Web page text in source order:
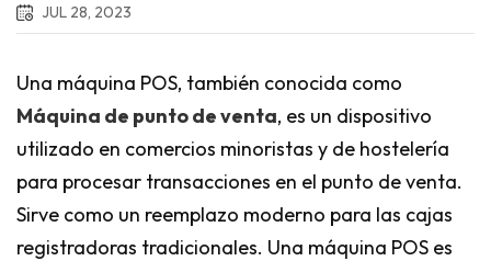
JUL 28, 2023
Una máquina POS, también conocida como
Máquina de punto de venta, es un dispositivo
utilizado en comercios minoristas y de hostelería
para procesar transacciones en el punto de venta.
Sirve como un reemplazo moderno para las cajas
registradoras tradicionales. Una máquina POS es